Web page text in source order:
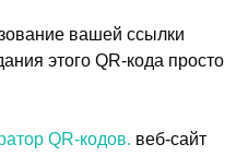
вашей ссылки
этого QR-кода просто
QR-кодов. веб-сайт